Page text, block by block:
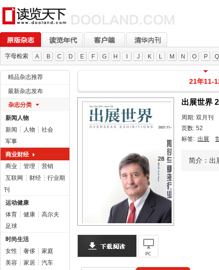
字母检索 A B C D E F G H J K L M N O P Q
精品杂志推荐
最新杂志发布
杂志分类
新闻人物
新闻 ┆ 人物 ┆ 社会
军事
商业财经
商业 ┆ 管理 ┆ 营销
互联网 ┆ 财经 ┆ 行业期
刊
运动健康
体育 ┆ 健康 ┆ 高尔夫
足球
时尚生活
女性 ┆ 奢侈 ┆ 家庭
美容 ┆ 家居 ┆ 汽车
21年11-
出展世界
周期: 双月刊
页数: 52
标签: 出展
简介：出